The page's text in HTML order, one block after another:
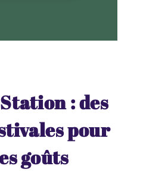
: des
pour
goûts